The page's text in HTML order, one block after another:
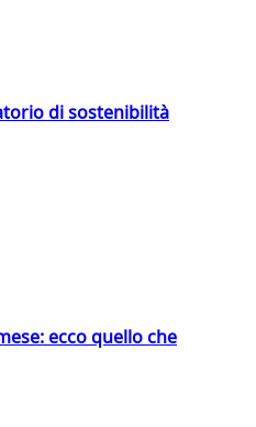
di sostenibilità
ecco quello che